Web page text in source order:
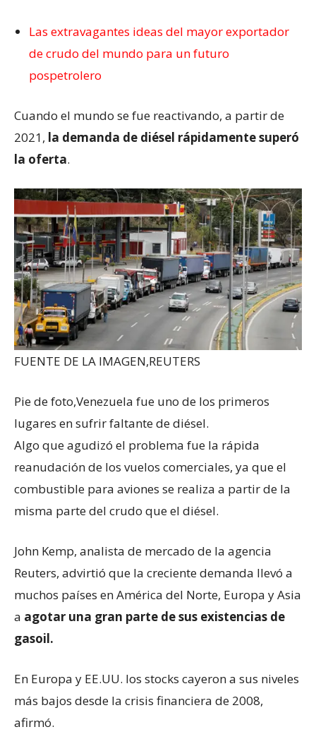
Las extravagantes ideas del mayor exportador
de crudo del mundo para un futuro
pospetrolero
Cuando el mundo se fue reactivando, a partir de
2021, la demanda de diésel rápidamente superó
la oferta.
FUENTE DE LA IMAGEN,REUTERS
Pie de foto,Venezuela fue uno de los primeros
lugares en sufrir faltante de diésel.
Algo que agudizó el problema fue la rápida
reanudación de los vuelos comerciales, ya que el
combustible para aviones se realiza a partir de la
misma parte del crudo que el diésel.
John Kemp, analista de mercado de la agencia
Reuters, advirtió que la creciente demanda llevó a
muchos países en América del Norte, Europa y Asia
a agotar una gran parte de sus existencias de
gasoil.
En Europa y EE.UU. los stocks cayeron a sus niveles
más bajos desde la crisis financiera de 2008,
afirmó.